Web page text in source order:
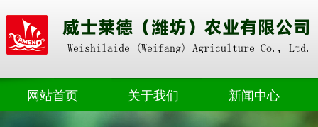
网站首页 关于我们 新闻中心